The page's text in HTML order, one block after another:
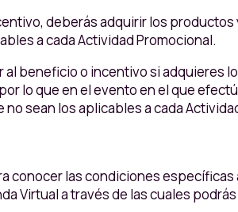
deberás adquirir los
a cada Actividad Promocional.
al beneficio o incentivo si
lo que en el evento en el que
sean los aplicables a cada
conocer las condiciones
Virtual a través de las cuales